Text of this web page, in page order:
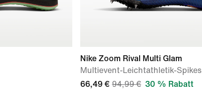
Nike Zoom Rival Multi Glam
Multievent-Leichtathletik-Spikes
66,49 € 94,99 € 30 % Rabatt